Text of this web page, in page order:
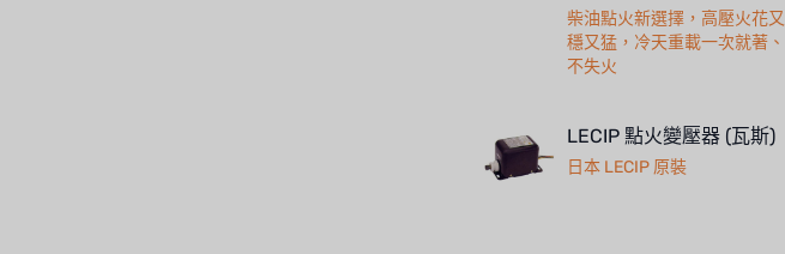
柴油點火新選擇，高壓火花又
穩又猛，冷天重載一次就著、
不失火
LECIP 點火變壓器 (瓦斯)
日本 LECIP 原裝